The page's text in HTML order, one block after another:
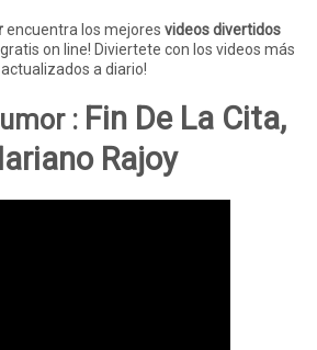
encuentra los mejores videos divertidos
on line! Diviertete con los videos más
a diario!
: Fin De La Cita,
Rajoy